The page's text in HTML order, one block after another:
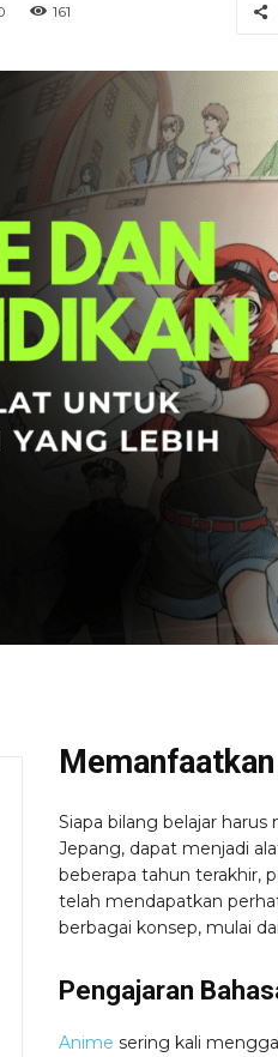
161
Siapa bilang belajar
Jepang, dapat menjadi
beberapa tahun terakhir,
telah mendapatkan
berbagai konsep, mulai
Pengajaran
Anime sering kali